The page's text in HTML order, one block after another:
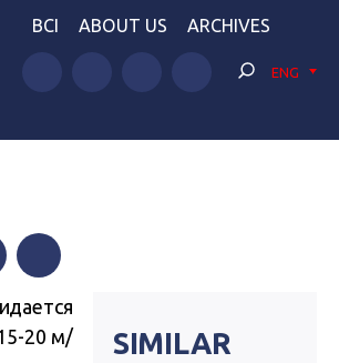
BCI ABOUT US ARCHIVES
ENG
Telegram
20 м/
SIMILAR